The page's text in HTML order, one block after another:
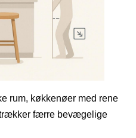
rum, køkkenøer med rene
færre bevægelige